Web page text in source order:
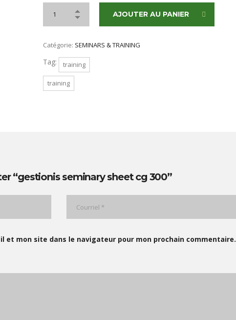
AJOUTER AU PANIER
Catégorie: SEMINARS & TRAINING
Tag: training
training
“gestionis seminary sheet cg 300”
et mon site dans le navigateur pour mon prochain commentaire.